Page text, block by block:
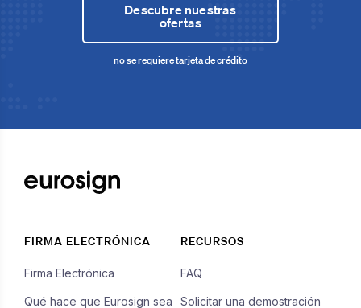
Descubre nuestras
ofertas
no se requiere tarjeta de crédito
FIRMA ELECTRÓNICA
Firma Electrónica
Qué hace que Eurosign sea
RECURSOS
FAQ
Solicitar una demostración